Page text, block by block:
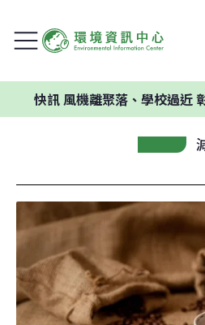
風機離聚落、學校過近 彰化福